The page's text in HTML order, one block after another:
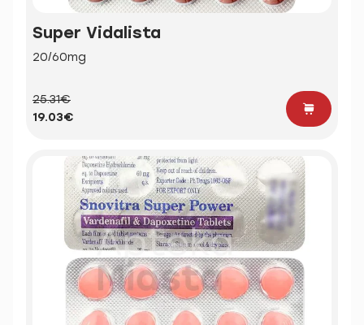
Super Vidalista
20/60mg
25.31€
19.03€